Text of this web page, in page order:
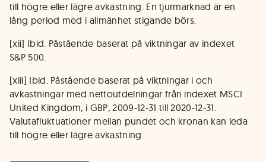
till högre eller lägre avkastning. En tjurmarknad är en
lång period med i allmänhet stigande börs.
[xii] Ibid. Påstående baserat på viktningar av indexet
S&P 500.
[xiii] Ibid. Påstående baserat på viktningar i och
avkastningar med nettoutdelningar från indexet MSCI
United Kingdom, i GBP, 2009-12-31 till 2020-12-31.
Valutafluktuationer mellan pundet och kronan kan leda
till högre eller lägre avkastning.